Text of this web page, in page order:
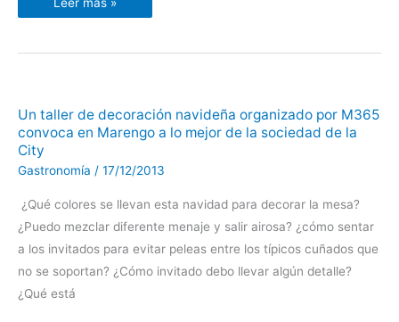
Leer más »
Un taller de decoración navideña organizado por M365
convoca en Marengo a lo mejor de la sociedad de la
City
Gastronomía / 17/12/2013
¿Qué colores se llevan esta navidad para decorar la mesa?
¿Puedo mezclar diferente menaje y salir airosa? ¿cómo sentar
a los invitados para evitar peleas entre los típicos cuñados que
no se soportan? ¿Cómo invitado debo llevar algún detalle?
¿Qué está
Un
taller
de
organizado
convoca
Marengo
lo
de
sociedad